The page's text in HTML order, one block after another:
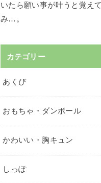
いたら願い事が叶うと覚え
み…。
カテゴリー
あくび
おもちゃ・ダンボール
かわいい・胸キュン
しっぽ